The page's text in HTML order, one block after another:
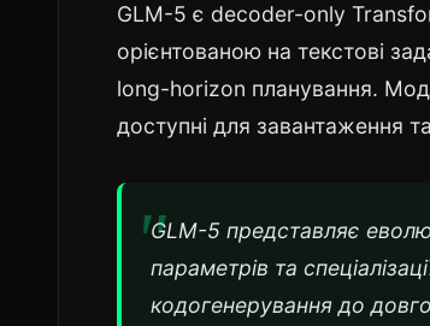
GLM-5 є decoder-only
орієнтованою на текстові
long-horizon планування.
доступні для завантаження
GLM-5 представляє
параметрів та
кодогенерування до